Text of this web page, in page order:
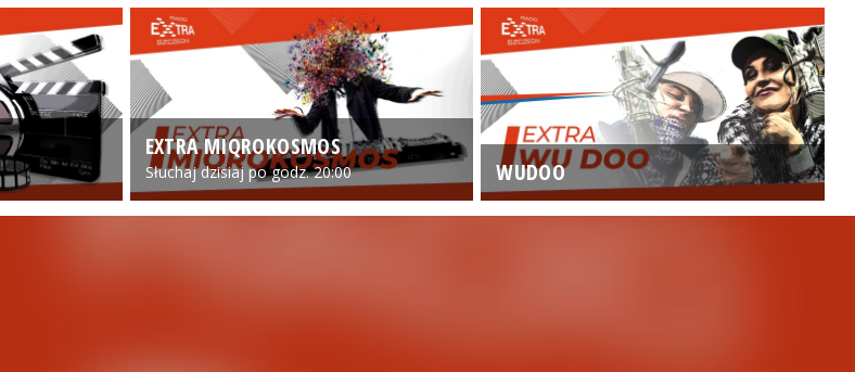
EXTRA MIQROKOSMOS
Słuchaj dzisiaj po godz. 20:00 WUDOO